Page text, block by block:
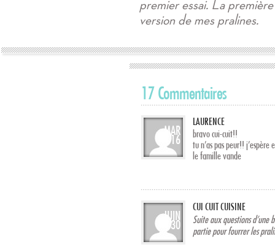
premier essai. La
version de mes pralines.
17 Commentaires
MAR
16
LAURENCE
bravo cui-cuit!!
tu n’as pas peur!! j’espère
le famille vande
JUIN
30
CUI CUIT CUISINE
Suite aux questions d’une
partie pour fourrer les